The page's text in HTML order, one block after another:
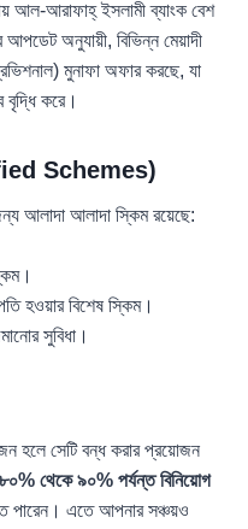
আল-আরাফাহ্ ইসলামী ব্যাংক বেশ
অনুযায়ী, বিভিন্ন মেয়াদী
মুনাফা অফার করছে, যা
বৃদ্ধি করে।
Schemes)
আলাদা আলাদা স্কিম রয়েছে:
হওয়ার বিশেষ স্কিম।
সুবিধা।
হলে সেটি বন্ধ করার প্রয়োজন
৮০% থেকে ৯০% পর্যন্ত বিনিয়োগ
পারেন। এতে আপনার সঞ্চয়ও